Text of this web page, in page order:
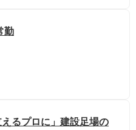
勤
えるプロに」建設足場の